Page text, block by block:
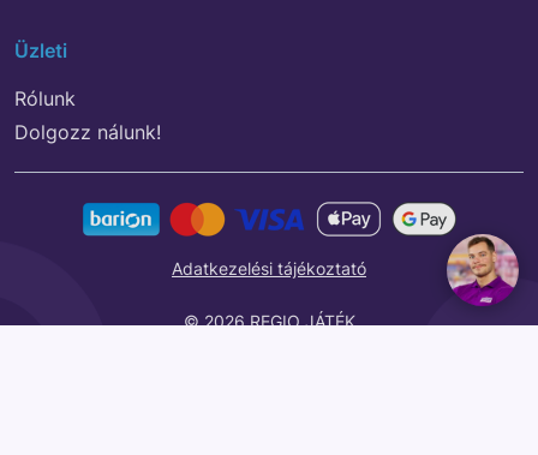
Üzleti
Rólunk
Dolgozz nálunk!
© 2026 REGIO JÁTÉK
Adatkezelési tájékoztató